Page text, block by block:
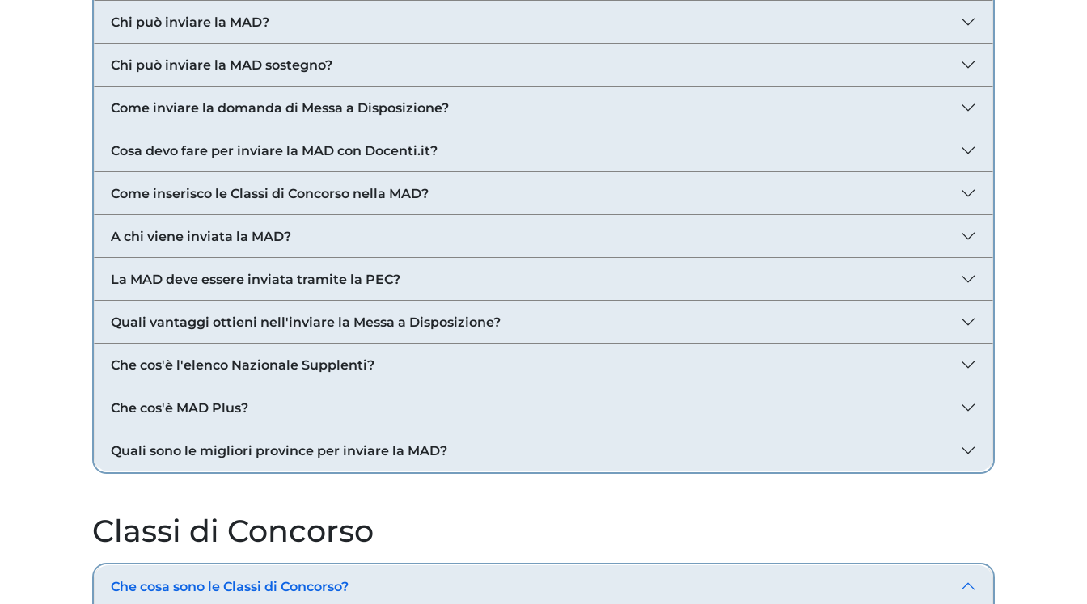
Chi può inviare la MAD?
Chi può inviare la MAD sostegno?
Come inviare la domanda di Messa a Disposizione?
Cosa devo fare per inviare la MAD con Docenti.it?
Come inserisco le Classi di Concorso nella MAD?
A chi viene inviata la MAD?
La MAD deve essere inviata tramite la PEC?
Quali vantaggi ottieni nell'inviare la Messa a Disposizione?
Che cos'è l'elenco Nazionale Supplenti?
Che cos'è MAD Plus?
Quali sono le migliori province per inviare la MAD?
Classi di Concorso
Che cosa sono le Classi di Concorso?